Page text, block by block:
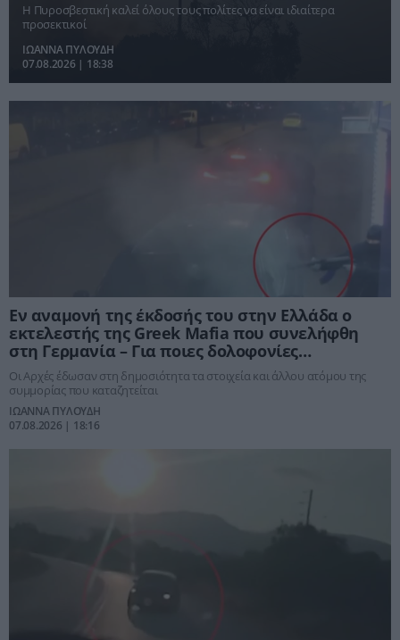
Η Πυροσβεστική καλεί όλους τους πολίτες να είναι ιδιαίτερα
προσεκτικοί
ΙΩΑΝΝΑ ΠΥΛΟΥΔΗ
07.08.2026 | 18:38
Εν αναμονή της έκδοσής του στην Ελλάδα ο
εκτελεστής της Greek Mafia που συνελήφθη
στη Γερμανία – Για ποιες δολοφονίες
κατηγορείται
Οι Αρχές έδωσαν στη δημοσιότητα τα στοιχεία και άλλου ατόμου της
συμμορίας που καταζητείται
ΙΩΑΝΝΑ ΠΥΛΟΥΔΗ
07.08.2026 | 18:16